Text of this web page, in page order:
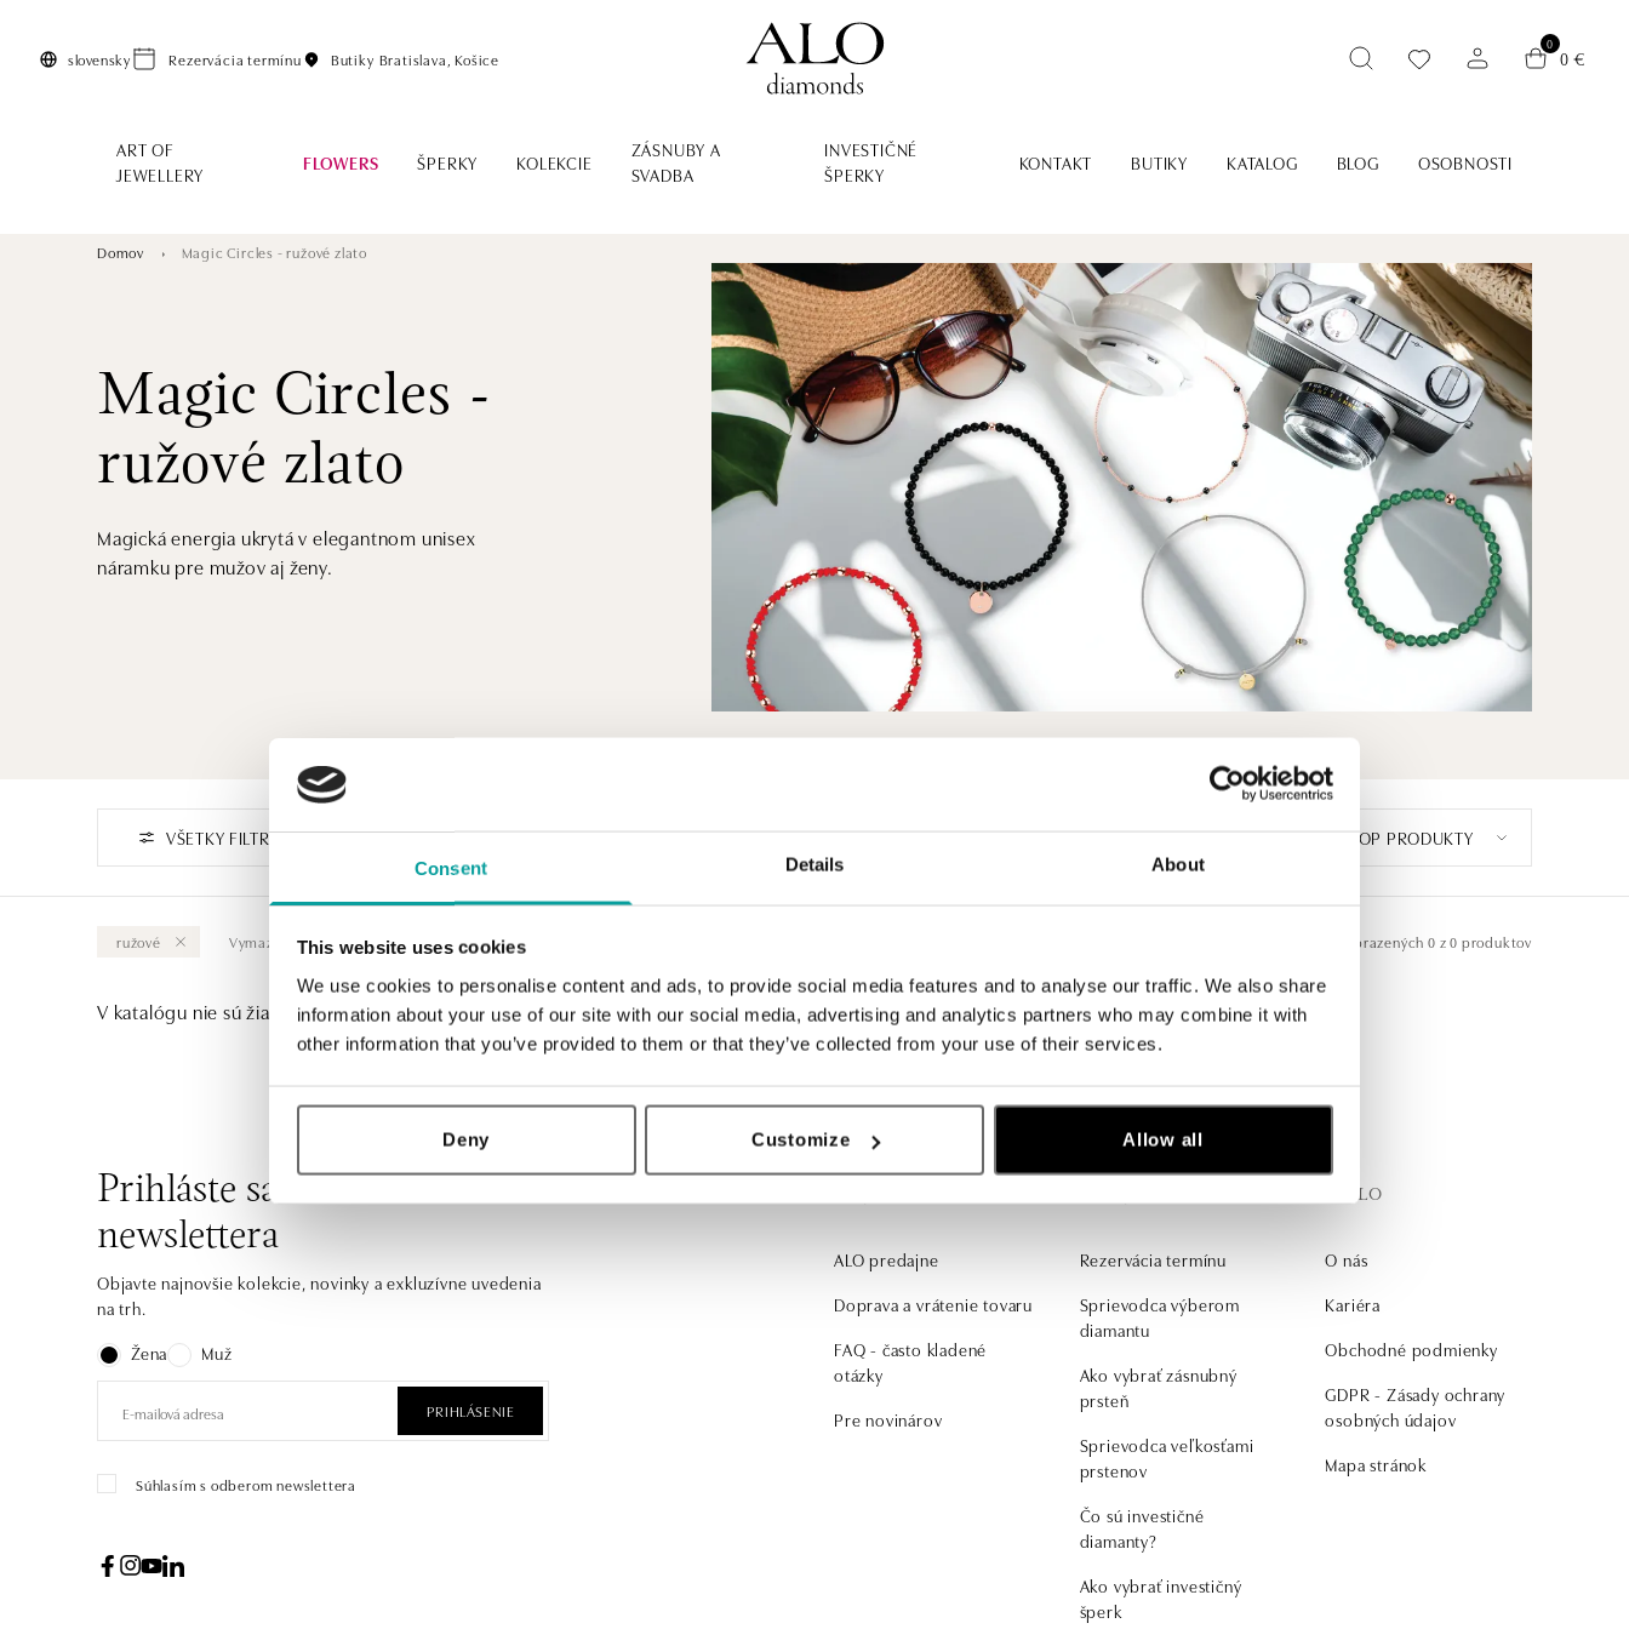
Consent Details About
This website uses cookies
We use cookies to personalise content and ads, to provide social media features and to analyse our traffic. We also share
information about your use of our site with our social media, advertising and analytics partners who may combine it with
other information that you’ve provided to them or that they’ve collected from your use of their services.
Deny Customize Allow all
slovensky Rezervácia termínu Butiky Bratislava, Košice
0
0 €
ART OF
JEWELLERY
FLOWERS ŠPERKY KOLEKCIE
ZÁSNUBY A
SVADBA
INVESTIČNÉ
ŠPERKY
KONTAKT BUTIKY KATALOG BLOG OSOBNOSTI
Domov Magic Circles - ružové zlato
Magic Circles -
ružové zlato
Magická energia ukrytá v elegantnom unisex
náramku pre mužov aj ženy.
VŠETKY FILTRE TOP PRODUKTY
ružové Vymazať všetky Zobrazených 0 z 0 produktov
V katalógu nie sú žiadne produkty.
Prihláste sa na odber
newslettera
Objavte najnovšie kolekcie, novinky a exkluzívne uvedenia
na trh.
Žena
Muž
PRIHLÁSENIE
Súhlasím s odberom newslettera
ALO predajne
Doprava a vrátenie tovaru
FAQ - často kladené
otázky
Pre novinárov
Rezervácia termínu
Sprievodca výberom
diamantu
Ako vybrať zásnubný
prsteň
Sprievodca veľkosťami
prstenov
Čo sú investičné
diamanty?
Ako vybrať investičný
šperk
O ALO
O nás
Kariéra
Obchodné podmienky
GDPR - Zásady ochrany
osobných údajov
Mapa stránok